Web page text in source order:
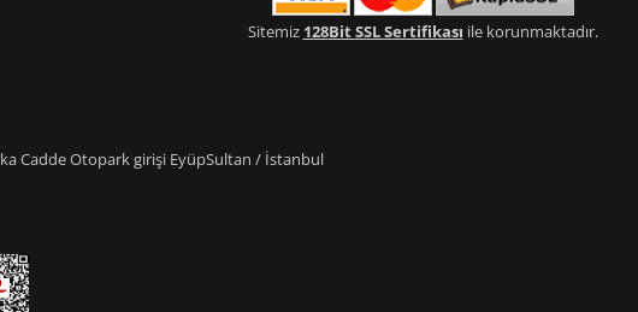
Sitemiz 128Bit SSL Sertifikası ile korunmaktadır.
Cadde Otopark girişi EyüpSultan / İstanbul